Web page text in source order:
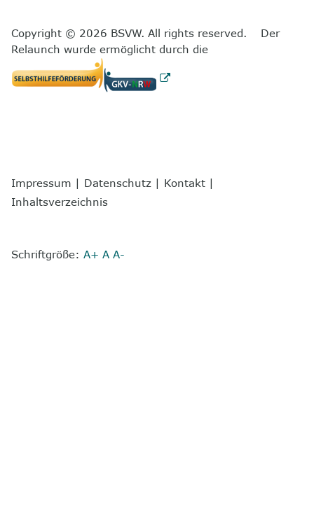
Copyright © 2026 BSVW. All rights reserved. Der
Relaunch wurde ermöglicht durch die
Impressum | Datenschutz | Kontakt |
Inhaltsverzeichnis
Schriftgröße: A+ A A-